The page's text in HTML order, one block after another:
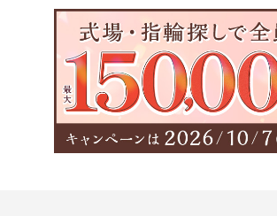
【マイナビW限定*最大180万円特典】≪
27年2月末まで限定＜80名213万円～＞